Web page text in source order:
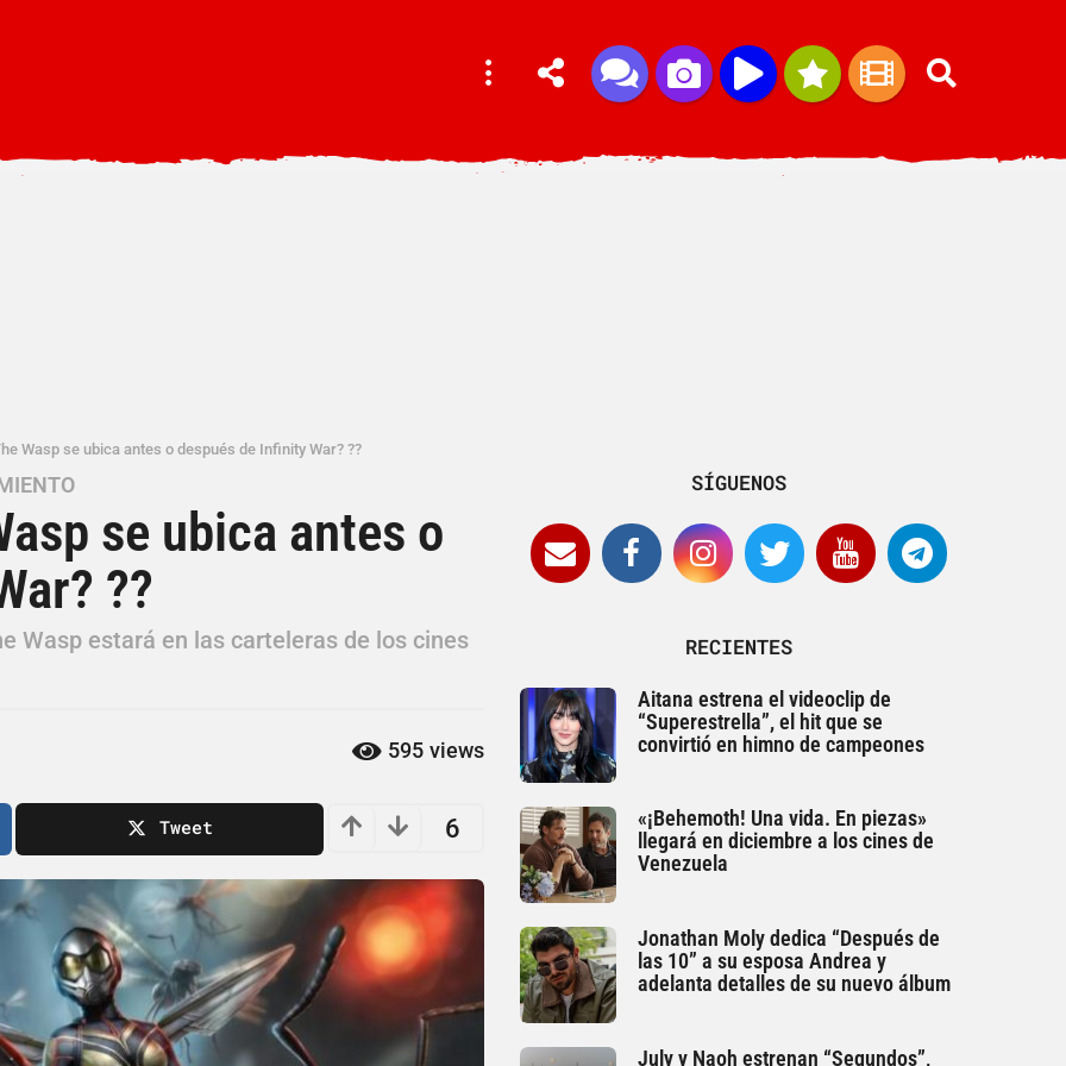
Wasp se ubica antes o después de Infinity War? ??
se ubica antes o
??
Wasp estará en las carteleras de los cines
595 views
6
Tweet
SÍGUENOS
RECIENTES
Aitana estrena el videoclip de
“Superestrella”, el hit que se
convirtió en himno de campeones
«¡Behemoth! Una vida. En piezas»
llegará en diciembre a los cines de
Venezuela
Jonathan Moly dedica “Después de
las 10” a su esposa Andrea y
adelanta detalles de su nuevo álbum
July y Naoh estrenan “Segundos”,